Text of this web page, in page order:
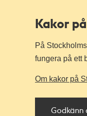
Kakor
På
fungera på ett
Om kakor på
Godkänn